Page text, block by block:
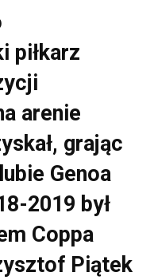
piłkarz
arenie
grając
Genoa
2019 był
Coppa
Piątek